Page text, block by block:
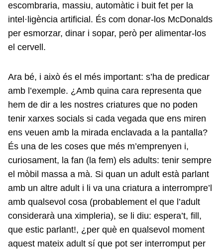
escombraria, massiu, automàtic i buit fet per la
intel·ligència artificial. És com donar-los McDonalds
per esmorzar, dinar i sopar, però per alimentar-los
el cervell.
Ara bé, i això és el més important: s’ha de predicar
amb l’exemple. ¿Amb quina cara representa que
hem de dir a les nostres criatures que no poden
tenir xarxes socials si cada vegada que ens miren
ens veuen amb la mirada enclavada a la pantalla?
És una de les coses que més m’emprenyen i,
curiosament, la fan (la fem) els adults: tenir sempre
el mòbil massa a mà. Si quan un adult està parlant
amb un altre adult i li va una criatura a interrompre’l
amb qualsevol cosa (probablement el que l’adult
considerarà una ximpleria), se li diu: espera’t, fill,
que estic parlant!, ¿per què en qualsevol moment
aquest mateix adult sí que pot ser interromput per